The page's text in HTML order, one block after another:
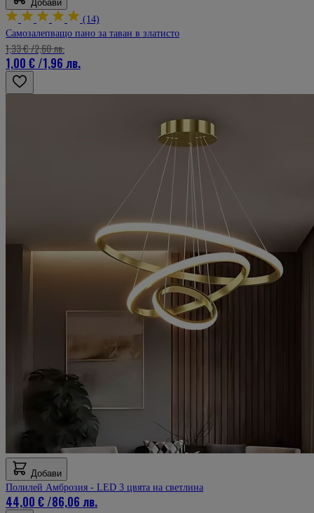
Добави
(14)
Самозалепващо пано за таван в златисто
1,00 €/1,96 лв.
1,33 €/2,60 лв.
Добави
Полилей Амброзия - LED 3 цвята на светлина
44,00 €/86,06 лв.